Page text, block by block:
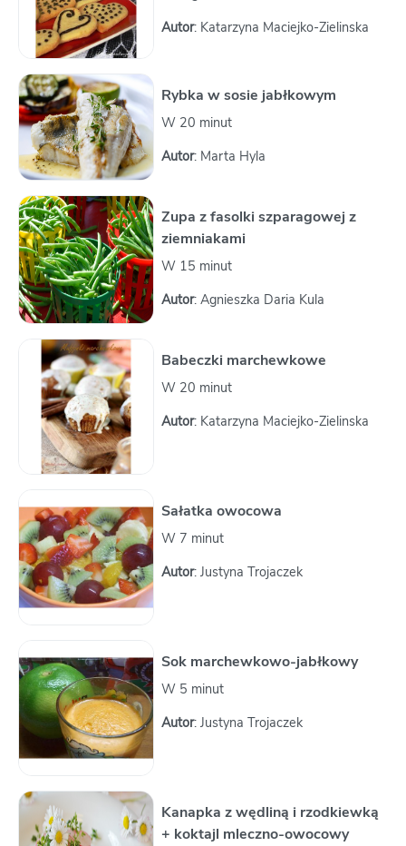
Autor: Katarzyna Maciejko-Zielinska
Rybka w sosie jabłkowym
W 20 minut
Autor: Marta Hyla
Zupa z fasolki szparagowej z
ziemniakami
W 15 minut
Autor: Agnieszka Daria Kula
Babeczki marchewkowe
W 20 minut
Autor: Katarzyna Maciejko-Zielinska
Sałatka owocowa
W 7 minut
Autor: Justyna Trojaczek
Sok marchewkowo-jabłkowy
W 5 minut
Autor: Justyna Trojaczek
Kanapka z wędliną i rzodkiewką
+ koktajl mleczno-owocowy